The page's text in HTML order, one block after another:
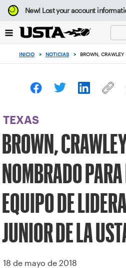
Enfoque
desde
botón
volver
principio
New!Lost your account
INICIO > NOTICIAS > BROWN,
TEXAS
BROWN,
NOMBRADO PARA
EQUIPO DE
JUNIOR DE LA
18 de mayo de 2018